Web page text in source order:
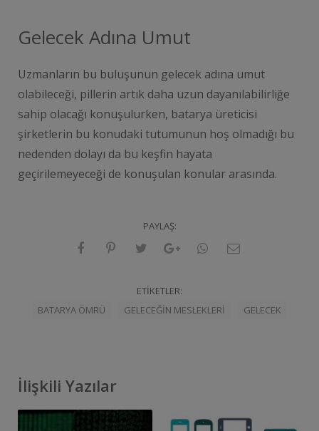
Gelecek Adına Umut
Uzmanların bu buluşunun gelecek adına umut
olabileceği, pillerin artık daha uzun dayanılabilirliğe
sahip olacağı konuşulurken, batarya üreticisi
şirketlerin bu konudaki tutumunun hoş olmadığı bu
nedenden dolayı da bu keşfin hayata
geçirilemeyeceği de konuşulan konular arasında.
PAYLAŞ:
ETIKETLER:
BATARYA ÖMRÜ
GELECEĞIN MESLEKLERI GELECEK
İlişkili Yazılar